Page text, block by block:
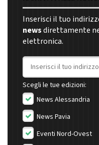
Inserisci il tuo
newsdirettamente
elettronica.
Indirizzo email
Scegli le tue edizioni:
News Alessandria
News Pavia
Eventi Nord-Ovest